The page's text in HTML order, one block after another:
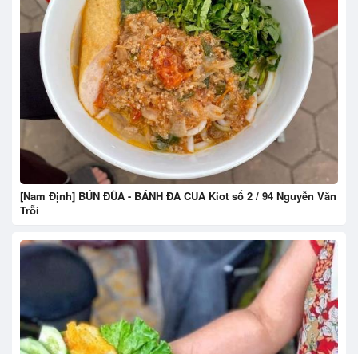
[Nam Định] BÚN ĐŨA - BÁNH ĐA CUA Kiot số 2 / 94 Nguyễn Văn
Trỗi